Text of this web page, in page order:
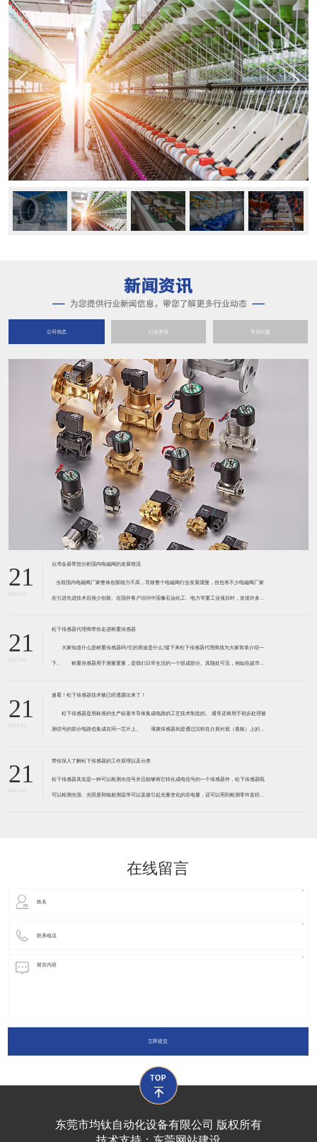
公司动态 行业资讯 常见问题
21
2021-01
台湾金器带您分析国内电磁阀的发展情况
​ 当前国内电磁阀厂家整体创新能力不高，导致整个电磁阀行业发展缓慢，但也有不少电磁阀厂家
在引进先进技术后很少创新。在国外客户访问中国像石油化工、电力等重工业项目时，发现许多项
21
2021-01
松下传感器代理商带你走进称重传感器
大家知道什么是称重传感器吗?它的用途是什么?接下来松下传感器代理商就为大家简单介绍一
下。 称重传感器用于测量重量，是我们日常生活的一个组成部分。其随处可见，例如在超市柜
带有应变片的弹性体组成。弹性体通常由钢
21
2021-01
速看！松下传感器技术被已经透露出来了！
松下传感器是用标准的生产硅基半导体集成电路的工艺技术制造的。 通常还将用于初步处理被
测信号的部分电路也集成在同一芯片上。 薄膜传感器则是通过沉积在介质衬底（基板）上的，
器是利用相应材料的浆料，涂覆在陶瓷基片上
21
2021-01
带你深入了解松下传感器的工作原理以及分类
松下传感器其实是一种可以检测光信号并且能够将它转化成电信号的一个传感器件，松下传感器既
可以检测光强、光照度和辐射测温等可以直接引起光量变化的非电量，还可以用到检测零件直径、
在线留言
立即提交
东莞市均钛自动化设备有限公司 版权所有